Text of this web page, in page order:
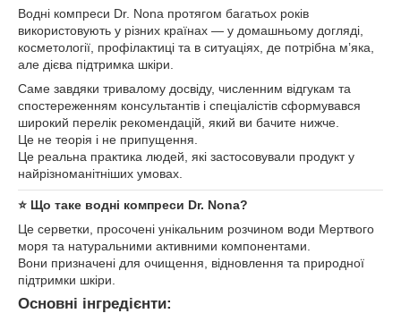
Водні компреси Dr. Nona протягом багатьох років
використовують у різних країнах — у домашньому догляді,
косметології, профілактиці та в ситуаціях, де потрібна м’яка,
але дієва підтримка шкіри.
Саме завдяки тривалому досвіду, численним відгукам та
спостереженням консультантів і спеціалістів сформувався
широкий перелік рекомендацій, який ви бачите нижче.
Це не теорія і не припущення.
Це реальна практика людей, які застосовували продукт у
найрізноманітніших умовах.
⭐ Що таке водні компреси Dr. Nona?
Це серветки, просочені унікальним розчином води Мертвого
моря та натуральними активними компонентами.
Вони призначені для очищення, відновлення та природної
підтримки шкіри.
Основні інгредієнти: